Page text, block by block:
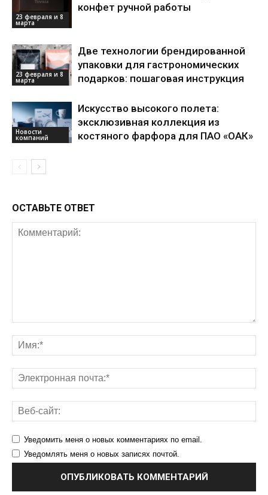
23 февраля и 8
марта
конфет ручной работы
23 февраля и 8
марта
Две технологии брендированной
упаковки для гастрономических
подарков: пошаговая инструкция
Новости
компаний
Искусство высокого полета:
эксклюзивная коллекция из
костяного фарфора для ПАО «ОАК»
ОСТАВЬТЕ ОТВЕТ
Уведомить меня о новых комментариях по email.
Уведомлять меня о новых записях почтой.